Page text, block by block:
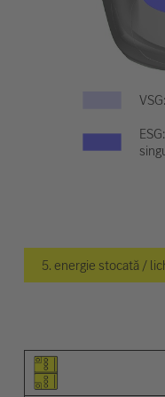
5. energie stocată /
Pictogramă elemente
Pictogramă avertizări
Descriere